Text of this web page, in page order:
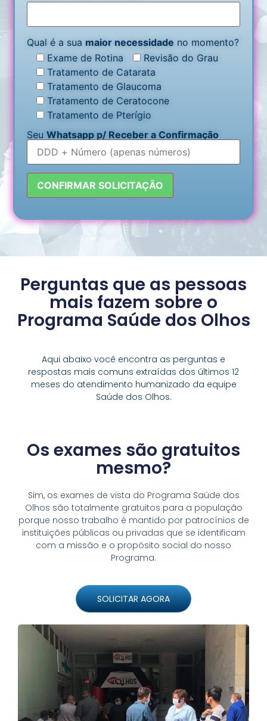
Qual é a sua maior necessidade no momento?
Exame de Rotina
Revisão do Grau
Tratamento de Catarata
Tratamento de Glaucoma
Tratamento de Ceratocone
Tratamento de Pterígio
SeuWhatsapp p/ Receber a Confirmação
Perguntas que as pessoas
mais fazem sobre o
Programa Saúde dos Olhos
Aqui abaixo você encontra as perguntas e
respostas mais comuns extraídas dos últimos 12
meses do atendimento humanizado da equipe
Saúde dos Olhos.
Os exames são gratuitos
mesmo?
Sim, os exames de vista do Programa Saúde dos
Olhos são totalmente gratuitos para a população
porque nosso trabalho é mantido por patrocínios de
instituições públicas ou privadas que se identificam
com a missão e o propósito social do nosso
Programa.
SOLICITAR AGORA